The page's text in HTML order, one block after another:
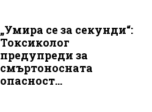
„Умира се за секунди“:
Токсиколог
предупреди за
смъртоносната
опасност...